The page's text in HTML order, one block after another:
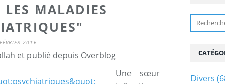
MALADIES
2016
et publié depuis Overblog
Une sœur
Divers